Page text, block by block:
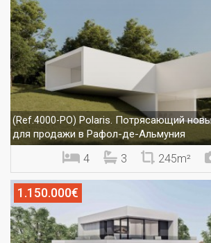
(Ref.4000-PO) Polaris. Потрясающий
для продажи в Рафол-де-Альмуния
4 3 245m²
1.150.000€